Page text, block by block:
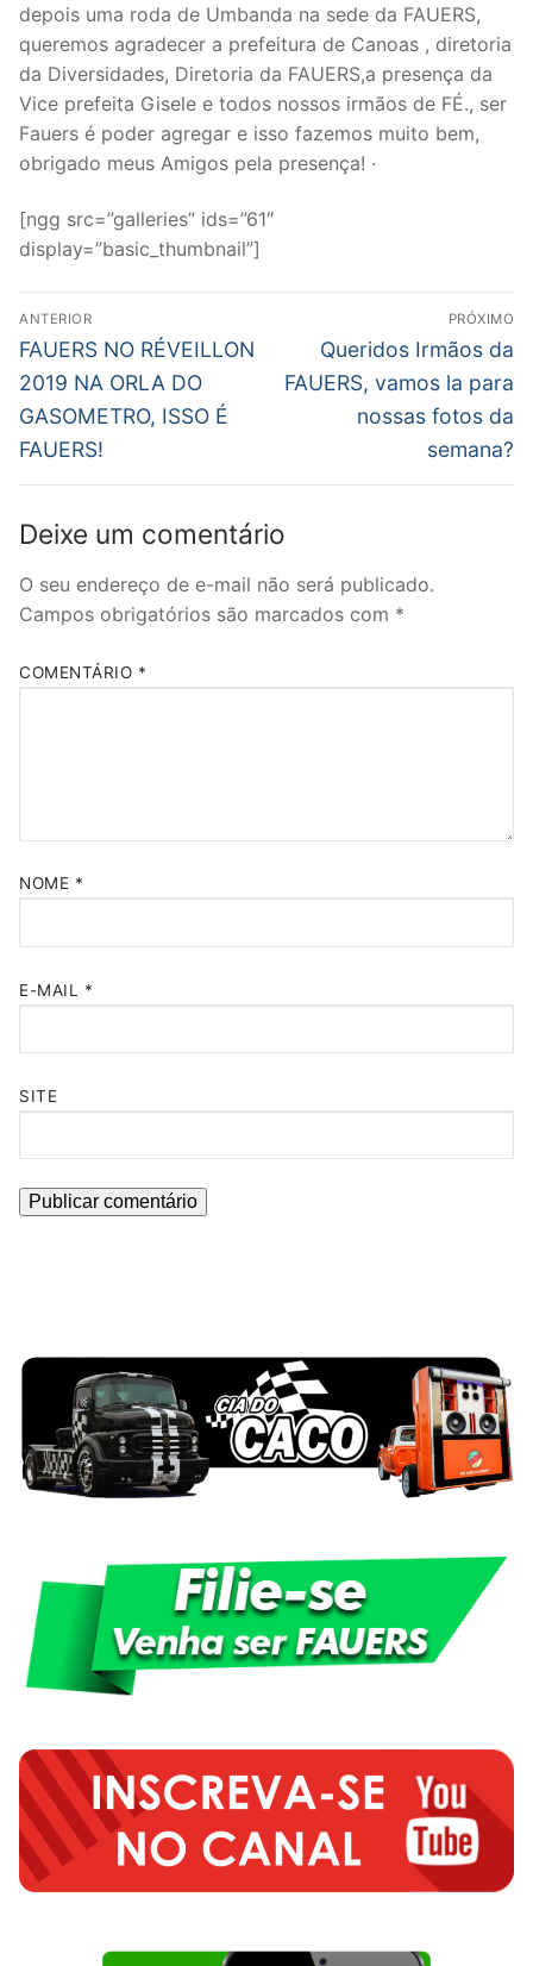
depois uma roda de Umbanda na sede da FAUERS,
queremos agradecer a prefeitura de Canoas , diretoria
da Diversidades, Diretoria da FAUERS,a presença da
Vice prefeita Gisele e todos nossos irmãos de FÉ., ser
Fauers é poder agregar e isso fazemos muito bem,
obrigado meus Amigos pela presença! ·
[ngg src=”galleries” ids=”61″
display=”basic_thumbnail”]
Navegação
de
Post
ANTERIOR
Post
anterior:
FAUERS NO RÉVEILLON
2019 NA ORLA DO
GASOMETRO, ISSO É
FAUERS!
PRÓXIMO
Próximo
post:
Queridos Irmãos da
FAUERS, vamos la para
nossas fotos da
semana?
Deixe um comentário
O seu endereço de e-mail não será publicado.
Campos obrigatórios são marcados com *
COMENTÁRIO *
NOME *
E-MAIL *
SITE